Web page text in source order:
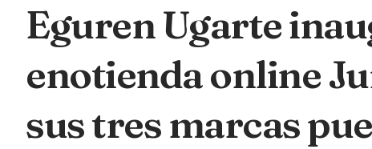
Eguren Ugarte
enotienda online
sus tres marcas